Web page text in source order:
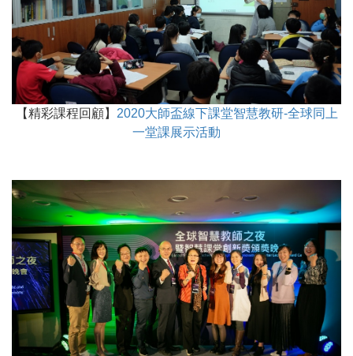
【精彩課程回顧】 2020大師盃線下課堂智慧教研-全球同上
一堂課展示活動